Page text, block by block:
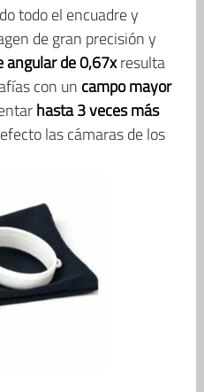
todo el encuadre y
de gran precisión y
angular de 0,67xresulta
con un campo mayor
hasta 3 veces más
las cámaras de los